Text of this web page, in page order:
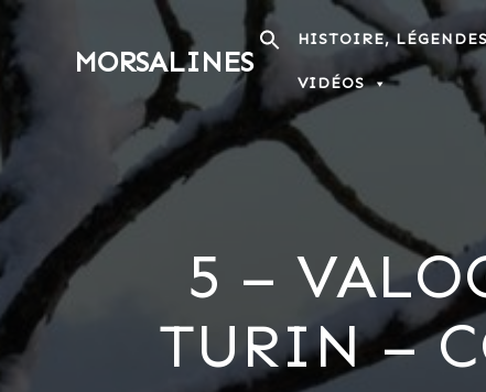
contenu
MORSALINES
HISTOIRE,
VIDÉOS
5 –
TURIN –